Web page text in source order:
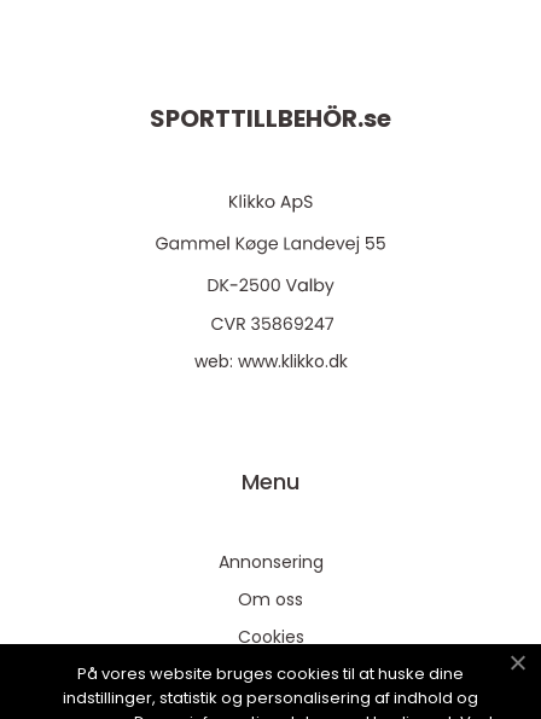
SPORTTILLBEHÖR.se
web: www.klikko.dk
Menu
Annonsering
Om oss
Cookies
Kontakta oss
Sitemap
På vores website bruges cookies til at huske dine
indstillinger, statistik og personalisering af indhold og